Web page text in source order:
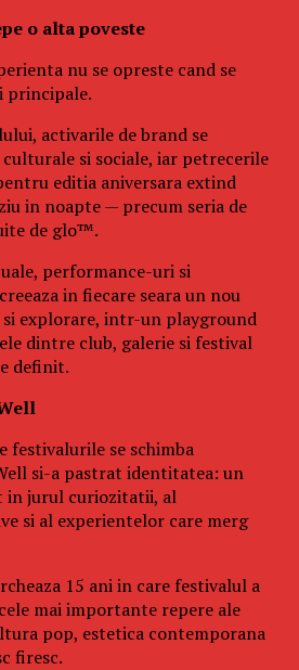
o alta poveste
nu se opreste cand se
principale.
activarile de brand se
si sociale, iar petrecerile
editia aniversara extind
in noapte — precum seria de
de glo™.
performance-uri si
in fiecare seara un nou
explorare, intr-un playground
dintre club, galerie si festival
definit.
festivalurile se schimba
si-a pastrat identitatea: un
in jurul curiozitatii, al
si al experientelor care merg
15 ani in care festivalul a
mai importante repere ale
pop, estetica contemporana
firesc.